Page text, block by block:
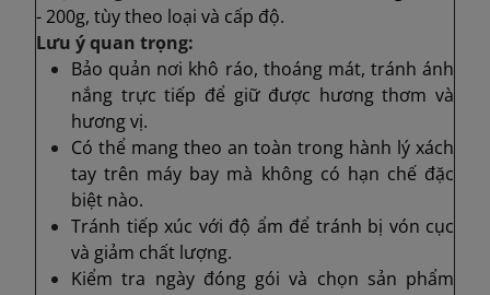
- 200g, tùy theo loại và cấp độ.
Lưu ý quan trọng:
Bảo quản nơi khô ráo, thoáng mát, tránh ánh
nắng trực tiếp để giữ được hương thơm và
hương vị.
Có thể mang theo an toàn trong hành lý xách
tay trên máy bay mà không có hạn chế đặc
biệt nào.
Tránh tiếp xúc với độ ẩm để tránh bị vón cục
và giảm chất lượng.
Kiểm tra ngày đóng gói và chọn sản phẩm